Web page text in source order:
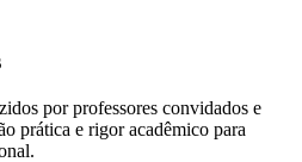
por professores convidados e
prática e rigor acadêmico para